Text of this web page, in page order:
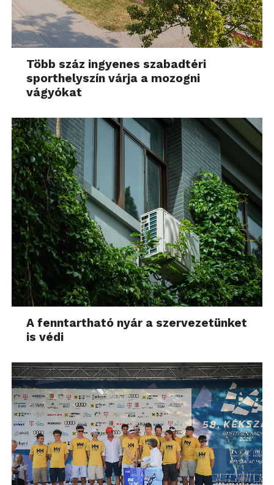
Több száz ingyenes szabadtéri
sporthelyszín várja a mozogni
vágyókat
A fenntartható nyár a szervezetünket
is védi